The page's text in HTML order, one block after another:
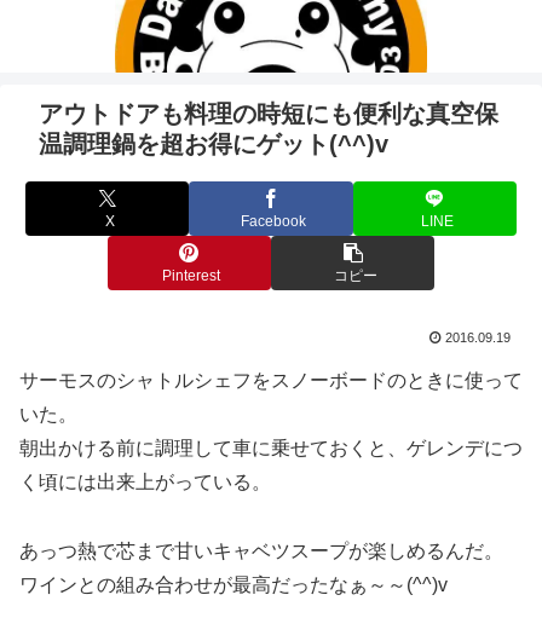
アウトドアも料理の時短にも便利な真空保
温調理鍋を超お得にゲット(^^)v
X Facebook LINE
Pinterest コピー
2016.09.19
サーモスのシャトルシェフをスノーボードのときに使って
いた。
朝出かける前に調理して車に乗せておくと、ゲレンデにつ
く頃には出来上がっている。
あっつ熱で芯まで甘いキャベツスープが楽しめるんだ。
ワインとの組み合わせが最高だったなぁ～～(^^)v